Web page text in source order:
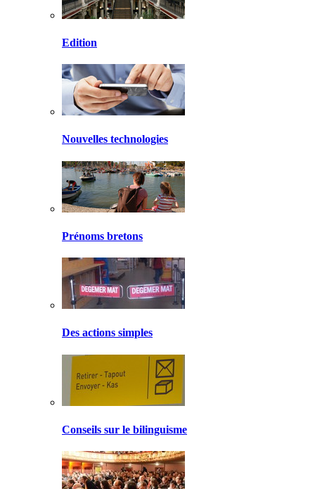
Edition
Nouvelles technologies
Prénoms bretons
Des actions simples
Conseils sur le bilinguisme